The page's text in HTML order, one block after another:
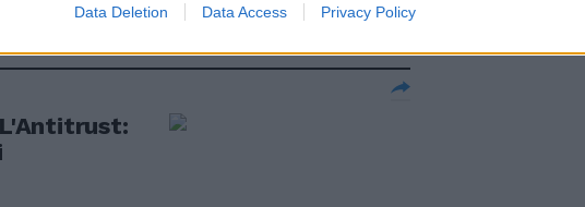
Data Deletion Data Access Privacy Policy